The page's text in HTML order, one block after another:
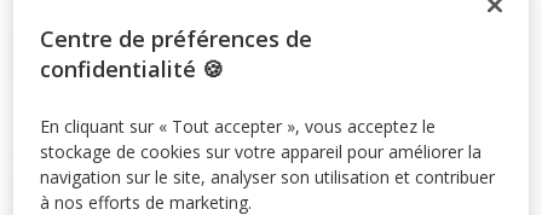
Centre de préférences de
confidentialité 🍪
En cliquant sur « Tout accepter », vous acceptez le
stockage de cookies sur votre appareil pour améliorer la
navigation sur le site, analyser son utilisation et contribuer
à nos efforts de marketing.